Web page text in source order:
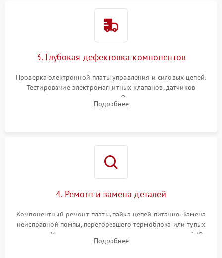
3. Глубокая дефектовка компонентов
Проверка электронной платы управления и силовых цепей.
Тестирование электромагнитных клапанов, датчиков
температуры и расходомера. Оценка степени износа
жерновов кофемолки, уплотнительных колец гидросистемы
Подробнее
4. Ремонт и замена деталей
Компонентный ремонт платы, пайка цепей питания. Замена
неисправной помпы, перегоревшего термоблока или тупых
жерновов. Установка новых силиконовых уплотнителей (O-
ring) и тефлоновых трубок для надежного устранения
Подробнее